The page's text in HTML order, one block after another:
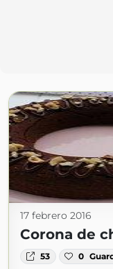
17 febrero 2016
Corona de
53 0